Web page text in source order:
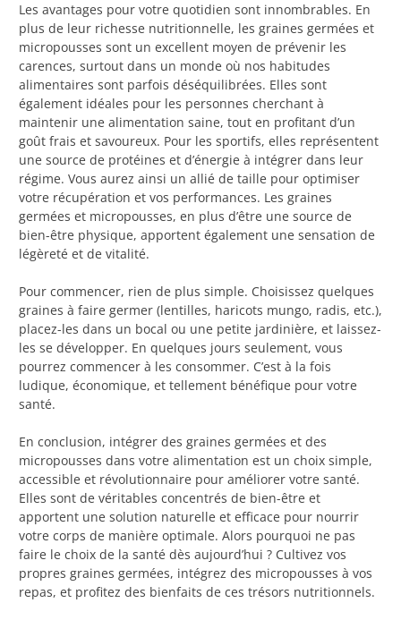
Les avantages pour votre quotidien sont innombrables. En
plus de leur richesse nutritionnelle, les graines germées et
micropousses sont un excellent moyen de prévenir les
carences, surtout dans un monde où nos habitudes
alimentaires sont parfois déséquilibrées. Elles sont
également idéales pour les personnes cherchant à
maintenir une alimentation saine, tout en profitant d’un
goût frais et savoureux. Pour les sportifs, elles représentent
une source de protéines et d’énergie à intégrer dans leur
régime. Vous aurez ainsi un allié de taille pour optimiser
votre récupération et vos performances. Les graines
germées et micropousses, en plus d’être une source de
bien-être physique, apportent également une sensation de
légèreté et de vitalité.
Pour commencer, rien de plus simple. Choisissez quelques
graines à faire germer (lentilles, haricots mungo, radis, etc.),
placez-les dans un bocal ou une petite jardinière, et laissez-
les se développer. En quelques jours seulement, vous
pourrez commencer à les consommer. C’est à la fois
ludique, économique, et tellement bénéfique pour votre
santé.
En conclusion, intégrer des graines germées et des
micropousses dans votre alimentation est un choix simple,
accessible et révolutionnaire pour améliorer votre santé.
Elles sont de véritables concentrés de bien-être et
apportent une solution naturelle et efficace pour nourrir
votre corps de manière optimale. Alors pourquoi ne pas
faire le choix de la santé dès aujourd’hui ? Cultivez vos
propres graines germées, intégrez des micropousses à vos
repas, et profitez des bienfaits de ces trésors nutritionnels.